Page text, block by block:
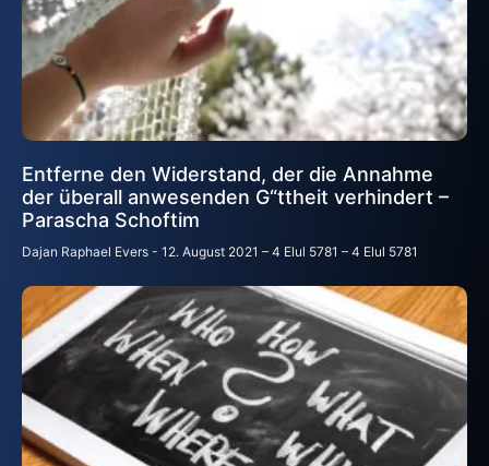
Entferne den Widerstand, der die Annahme
der überall anwesenden G“ttheit verhindert –
Parascha Schoftim
Dajan Raphael Evers 12. August 2021 – 4 Elul 5781 – 4 Elul 5781